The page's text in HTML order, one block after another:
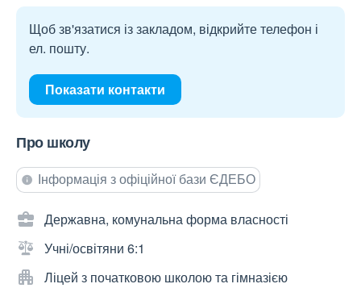
Щоб зв'язатися із закладом, відкрийте телефон і
ел. пошту.
Показати контакти
Про школу
Інформація з офіційної бази ЄДЕБО
Державна, комунальна форма власності
Учні/освітяни 6:1
Ліцей з початковою школою та гімназією